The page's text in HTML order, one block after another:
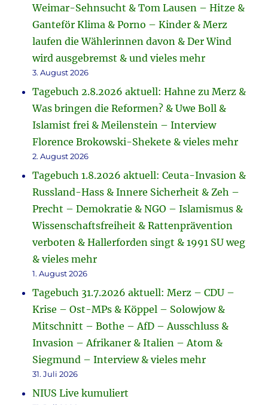
Weimar-Sehnsucht & Tom Lausen – Hitze &
Ganteför Klima & Porno – Kinder & Merz
laufen die Wählerinnen davon & Der Wind
wird ausgebremst & und vieles mehr
3. August 2026
Tagebuch 2.8.2026 aktuell: Hahne zu Merz &
Was bringen die Reformen? & Uwe Boll &
Islamist frei & Meilenstein – Interview
Florence Brokowski-Shekete & vieles mehr
2. August 2026
Tagebuch 1.8.2026 aktuell: Ceuta-Invasion &
Russland-Hass & Innere Sicherheit & Zeh –
Precht – Demokratie & NGO – Islamismus &
Wissenschaftsfreiheit & Rattenprävention
verboten & Hallerforden singt & 1991 SU weg
& vieles mehr
1. August 2026
Tagebuch 31.7.2026 aktuell: Merz – CDU –
Krise – Ost-MPs & Köppel – Solowjow &
Mitschnitt – Bothe – AfD – Ausschluss &
Invasion – Afrikaner & Italien – Atom &
Siegmund – Interview & vieles mehr
31. Juli 2026
NIUS Live kumuliert